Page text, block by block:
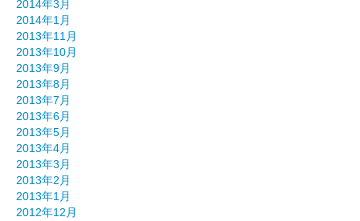
2014年3月
2014年1月
2013年11月
2013年10月
2013年9月
2013年8月
2013年7月
2013年6月
2013年5月
2013年4月
2013年3月
2013年2月
2013年1月
2012年12月